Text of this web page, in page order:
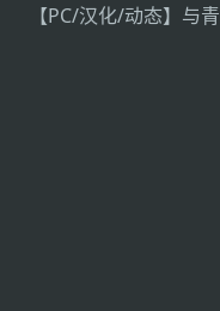
【PC/汉化/动态】与